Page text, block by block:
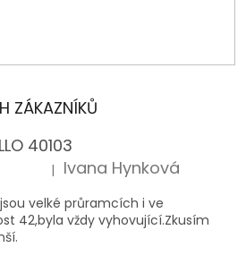
ZÁKAZNÍKŮ
40103
je 5 z 5 hvězdiček.
| Ivana Hynková
velké průramcích i ve
42,byla vždy vyhovující.Zkusím